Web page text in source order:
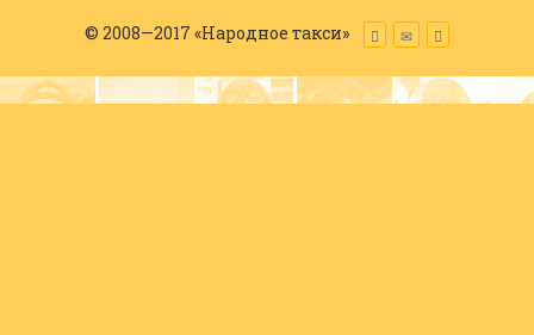
© 2008—2017 «Народное такси»